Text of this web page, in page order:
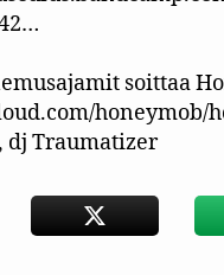
soittaa
honeymob/
dj Traumatizer